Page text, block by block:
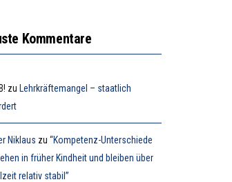
Kommentare
zu
Lehrkräftemangel – staatlich
Niklaus zu“Kompetenz-Unterschiede
in früher Kindheit und bleiben über
relativ stabil”